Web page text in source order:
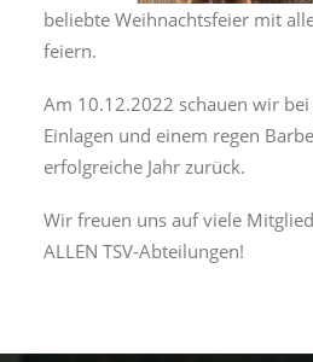
beliebte Weihnachtsfeier mit
feiern.
Am 10.12.2022 schauen wir bei
Einlagen und einem regen
erfolgreiche Jahr zurück.
Wir freuen uns auf viele
ALLEN TSV-Abteilungen!